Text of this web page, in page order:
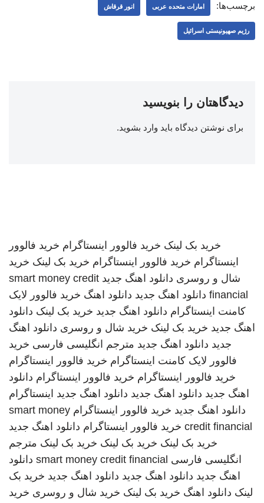
برچسب‌ها: امارات متحده عربی انور قرقاش
رژیم صهیونیستی اسرائیل
دیدگاهتان را بنویسید
برای نوشتن دیدگاه باید وارد بشوید.
خرید بک لینک خرید فالوور اینستاگرام خرید فالوور
اینستاگرام خرید فالوور اینستاگرام خرید بک لینک خرید
شال و روسری دانلود اهنگ جدید smart money credit
financial دانلود اهنگ جدید دانلود اهنگ خرید فالوور لایک
کامنت اینستاگرام دانلود اهنگ جدید خرید بک لینک دانلود
اهنگ جدید خرید بک لینک خرید شال و روسری دانلود اهنگ
جدید دانلود اهنگ جدید مترجم انگلیسی فارسی خرید
فالوور لایک کامنت اینستاگرام خرید فالوور اینستاگرام
خرید فالوور اینستاگرام خرید فالوور اینستاگرام دانلود
اهنگ جدید دانلود اهنگ جدید دانلود اهنگ جدید اینستاگرام
دانلود اهنگ جدید خرید فالوور اینستاگرام smart money
credit financial خرید فالوور اینستاگرام دانلود اهنگ جدید
خرید بک لینک خرید بک لینک خرید بک لینک مترجم
انگلیسی فارسی smart money credit financial دانلود
اهنگ جدید دانلود اهنگ جدید دانلود اهنگ جدید خرید بک
لینک دانلود اهنگ خرید بک لینک خرید شال و روسری خرید